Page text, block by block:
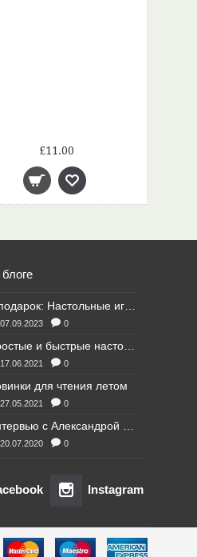
£11.00
В подарок: Настольные игры для Ваших британских друзей
07.09.2023 0
Простые и быстрые настольные игры
17.06.2021 0
для чтения летом
27.05.2021 0
Интервью с Александрой Литвиной
20.07.2020 0
Instagram